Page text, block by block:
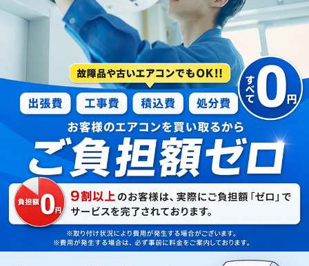
よくあるご質問 運営会社
雫石町へ無料出張
最短即日 お急ぎの方はこちら
050-5482-9461
受付：24時間年中無休（通話料無料）
LINEやメールでカンタン依頼
メールで回収依頼 LINEで回収依頼